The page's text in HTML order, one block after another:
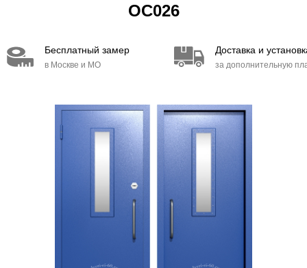
ОС026
Бесплатный замер
в Москве и МО
Доставка и установка
за дополнительную плату